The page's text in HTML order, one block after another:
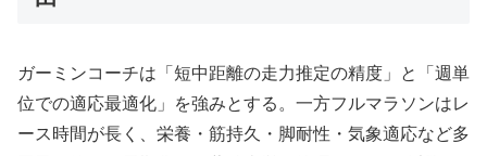
ガーミンコーチは「短中距離の走力推定の精度」と「週単
位での適応最適化」を強みとする。一方フルマラソンはレ
ース時間が長く、栄養・筋持久・脚耐性・気象適応など多